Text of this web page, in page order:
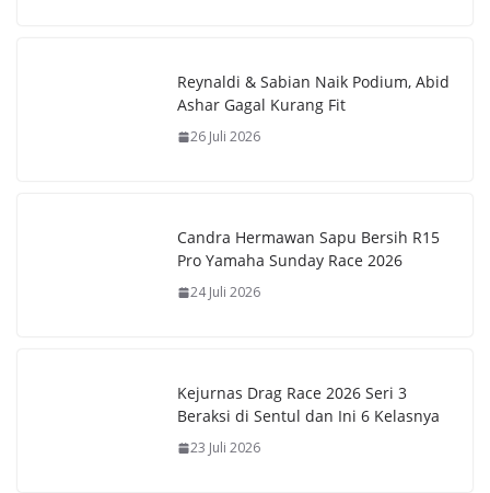
s
A
p
e
st
y
Li
n
Reynaldi & Sabian Naik Podium, Abid
Ashar Gagal Kurang Fit
26 Juli 2026
Candra Hermawan Sapu Bersih R15
Pro Yamaha Sunday Race 2026
24 Juli 2026
Kejurnas Drag Race 2026 Seri 3
Beraksi di Sentul dan Ini 6 Kelasnya
23 Juli 2026